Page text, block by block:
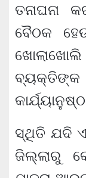
ତନାଘନା
ବୈଠକ
ସ୍ଥିତି ଯଦି
ଜିଲ୍ଲାରୁ